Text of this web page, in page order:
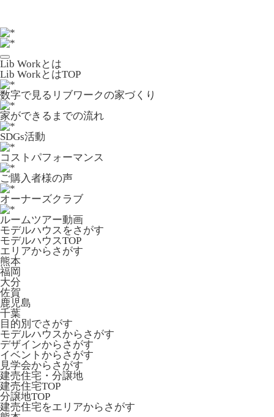
Lib Workとは
Lib WorkとはTOP
数字で⾒るリブワークの家づくり
家ができるまでの流れ
SDGs活動
コストパフォーマンス
ご購入者様の声
オーナーズクラブ
ルームツアー動画
モデルハウスをさがす
モデルハウスTOP
エリアからさがす
熊本
福岡
大分
佐賀
鹿児島
千葉
目的別でさがす
モデルハウスからさがす
デザインからさがす
イベントからさがす
見学会からさがす
建売住宅・分譲地
建売住宅TOP
分譲地TOP
建売住宅をエリアからさがす